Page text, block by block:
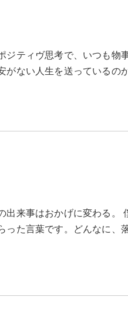
ジティヴ思考で、いつも物
がない人生を送っているの
出来事はおかげに変わる。
った言葉です。どんなに、